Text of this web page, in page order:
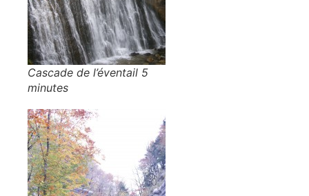
Cascade de l’éventail 5
minutes